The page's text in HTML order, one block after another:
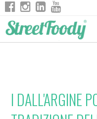
I DALL'ARGINE